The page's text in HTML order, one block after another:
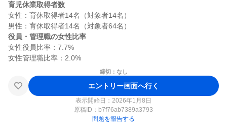
育児休業取得者数
女性：育休取得者14名（対象者14名）
役員・管理職の女性比率
女性役員比率：7.7%
締切：なし
エントリー画面へ行く
表示開始日：2026年1月8日
原稿ID： b7f76ab7389a3793
問題を報告する